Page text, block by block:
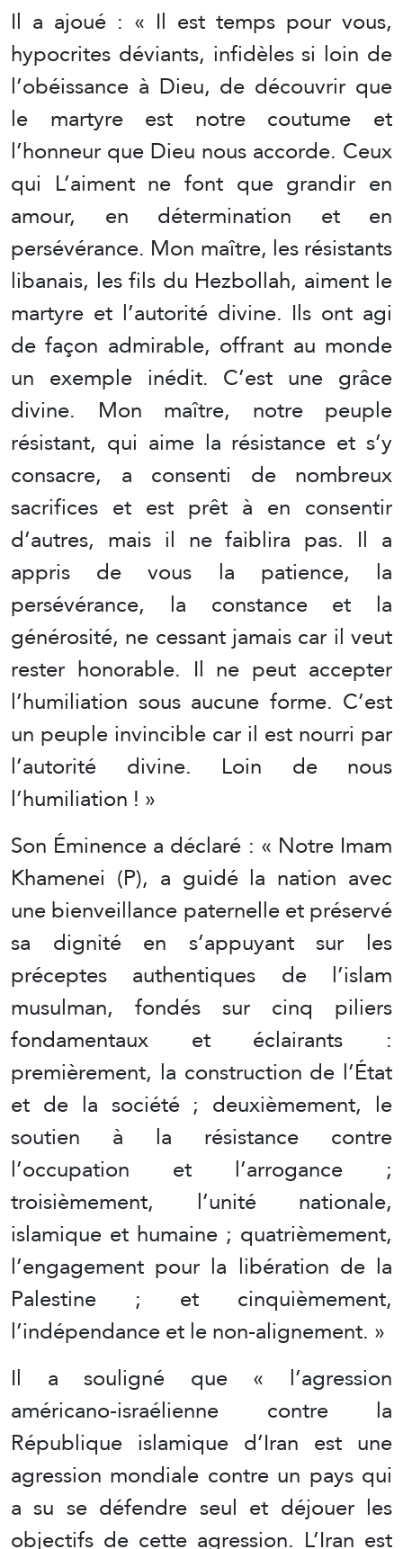
Il a ajoué : « Il est temps pour vous,
hypocrites déviants, infidèles si loin de
l’obéissance à Dieu, de découvrir que
le martyre est notre coutume et
l’honneur que Dieu nous accorde. Ceux
qui L’aiment ne font que grandir en
amour, en détermination et en
persévérance. Mon maître, les résistants
libanais, les fils du Hezbollah, aiment le
martyre et l’autorité divine. Ils ont agi
de façon admirable, offrant au monde
un exemple inédit. C’est une grâce
divine. Mon maître, notre peuple
résistant, qui aime la résistance et s’y
consacre, a consenti de nombreux
sacrifices et est prêt à en consentir
d’autres, mais il ne faiblira pas. Il a
appris de vous la patience, la
persévérance, la constance et la
générosité, ne cessant jamais car il veut
rester honorable. Il ne peut accepter
l’humiliation sous aucune forme. C’est
un peuple invincible car il est nourri par
l’autorité divine. Loin de nous
l’humiliation ! »
Son Éminence a déclaré : « Notre Imam
Khamenei (P), a guidé la nation avec
une bienveillance paternelle et préservé
sa dignité en s’appuyant sur les
préceptes authentiques de l’islam
musulman, fondés sur cinq piliers
fondamentaux et éclairants :
premièrement, la construction de l’État
et de la société ; deuxièmement, le
soutien à la résistance contre
l’occupation et l’arrogance ;
troisièmement, l’unité nationale,
islamique et humaine ; quatrièmement,
l’engagement pour la libération de la
Palestine ; et cinquièmement,
l’indépendance et le non-alignement. »
Il a souligné que « l’agression
américano-israélienne contre la
République islamique d’Iran est une
agression mondiale contre un pays qui
a su se défendre seul et déjouer les
objectifs de cette agression. L’Iran est